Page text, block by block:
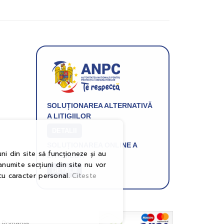
SOLUȚIONAREA ALTERNATIVĂ
A LITIGIILOR
SOLUȚIONAREA ONLINE A
LITIGIILOR
din site să funcționeze și au
secțiuni din site nu vor
caracter personal.Citeste